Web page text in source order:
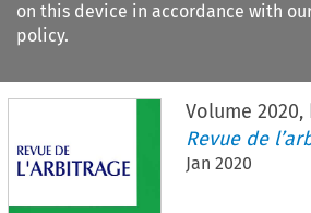
on this device in accordance with
policy.
Citation search
Volume 2020,
Revue de
Jan 2020